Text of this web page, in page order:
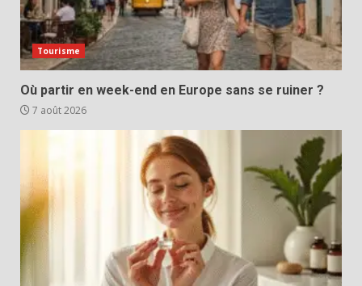
Tourisme
Où partir en week-end en Europe sans se ruiner ?
7 août 2026